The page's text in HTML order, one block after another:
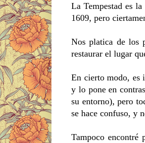
La Tempestad es
1609, pero
Nos platica de los
restaurar el lugar
En cierto modo, es
y lo pone en
su entorno), pero
se hace confuso, y
Tampoco encontré